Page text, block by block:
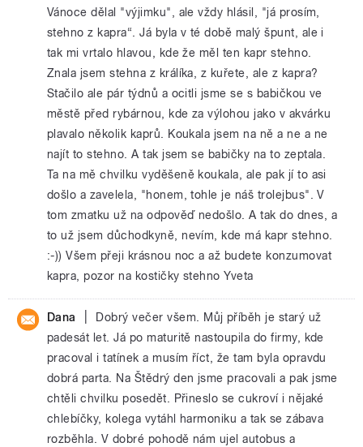
Vánoce dělal "výjimku", ale vždy hlásil, "já prosím,
stehno z kapra“. Já byla v té době malý špunt, ale i
tak mi vrtalo hlavou, kde že měl ten kapr stehno.
Znala jsem stehna z králíka, z kuřete, ale z kapra?
Stačilo ale pár týdnů a ocitli jsme se s babičkou ve
městě před rybárnou, kde za výlohou jako v akvárku
plavalo několik kaprů. Koukala jsem na ně a ne a ne
najít to stehno. A tak jsem se babičky na to zeptala.
Ta na mě chvilku vyděšeně koukala, ale pak jí to asi
došlo a zavelela, "honem, tohle je náš trolejbus". V
tom zmatku už na odpověď nedošlo. A tak do dnes, a
to už jsem důchodkyně, nevím, kde má kapr stehno.
:-)) Všem přeji krásnou noc a až budete konzumovat
kapra, pozor na kostičky stehno Yveta
Dana
Dobrý večer všem. Můj příběh je starý už
padesát let. Já po maturitě nastoupila do firmy, kde
pracoval i tatínek a musím říct, že tam byla opravdu
dobrá parta. Na Štědrý den jsme pracovali a pak jsme
chtěli chvilku posedět. Přineslo se cukroví i nějaké
chlebíčky, kolega vytáhl harmoniku a tak se zábava
rozběhla. V dobré pohodě nám ujel autobus a